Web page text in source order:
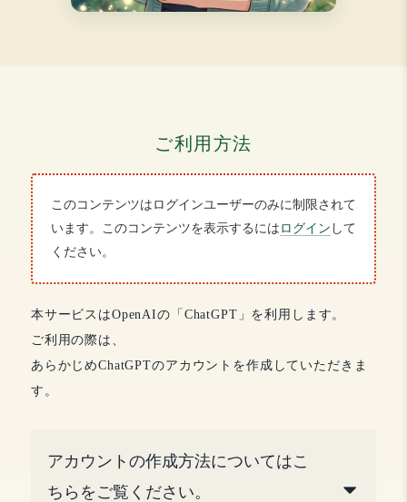
ご利用方法
このコンテンツはログインユーザーのみに制限されて
います。このコンテンツを表示するには ログイン して
ください。
本サービスはOpenAIの「ChatGPT」を利用します。
ご利用の際は、
あらかじめChatGPTのアカウントを作成していただきま
す。
アカウントの作成方法についてはこ
ちらをご覧ください。